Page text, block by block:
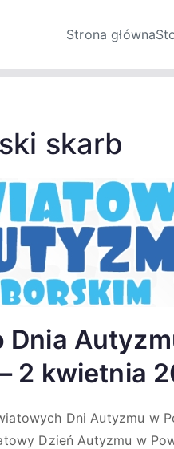
ze spektrum
Strona główna
skarb
2 kwietnia
Dni Autyzmu w
Dzień Autyzmu w